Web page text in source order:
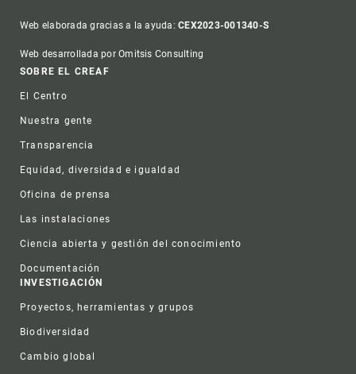
Web elaborada gracias a la ayuda:CEX2023-001340-S
Web desarrollada por Omitsis Consulting
Footer
SOBRE EL CREAF
El Centro
Nuestra gente
Transparencia
Equidad, diversidad e igualdad
Oficina de prensa
Las instalaciones
Ciencia abierta y gestión del conocimiento
Documentación
INVESTIGACIÓN
Proyectos, herramientas y grupos
Biodiversidad
Cambio global